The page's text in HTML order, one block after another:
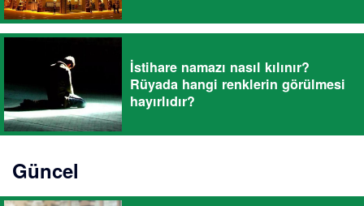
İstihare namazı nasıl kılınır?
Rüyada hangi renklerin görülmesi
hayırlıdır?
Güncel